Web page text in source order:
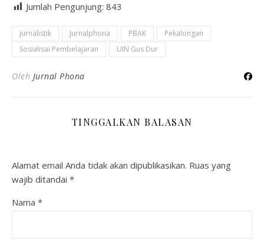
Jumlah Pengunjung: 843
jurnalistik Jurnalphona PBAK
Pekalongan
Sosialisai Pembelajaran
UIN Gus Dur
Oleh Jurnal Phona
TINGGALKAN BALASAN
Alamat email Anda tidak akan dipublikasikan. Ruas yang
wajib ditandai *
Nama *